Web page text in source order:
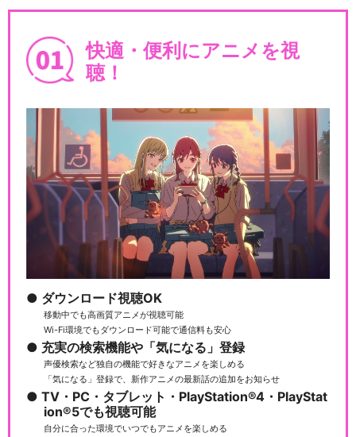
快適・便利にアニメを視
聴！
ダウンロード視聴OK
移動中でも高画質アニメが視聴可能
Wi-Fi環境でもダウンロード可能で通信料も安心
充実の検索機能や「気になる」登録
声優検索など独自の機能で好きなアニメを楽しめる
「気になる」登録で、新作アニメの最新話の追加をお知らせ
TV・PC・タブレット・PlayStation®4・PlayStat
ion®5でも視聴可能
自分に合った環境でいつでもアニメを楽しめる